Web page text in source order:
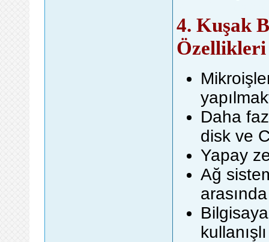
4. Kuşak
Özellikleri
Daha
disk ve
Yapay
Ağ